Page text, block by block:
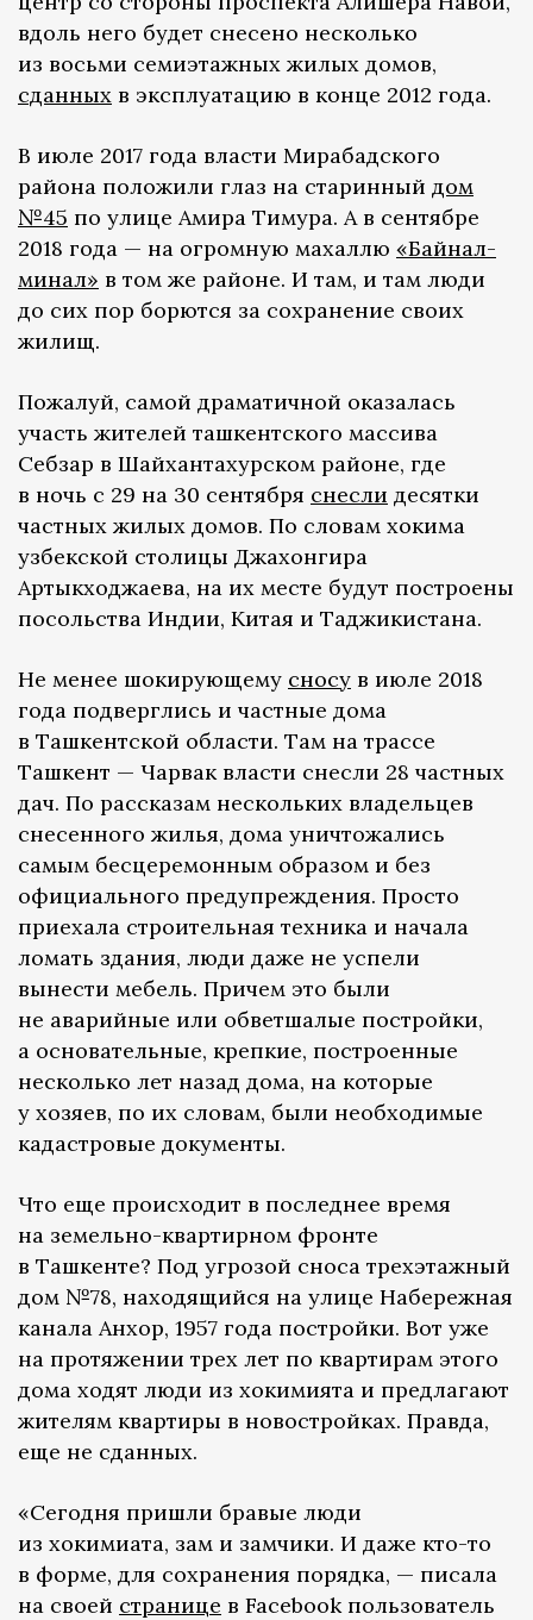
вдоль него будет снесено несколько
из восьми семиэтажных жилых домов,
сданных в эксплуатацию в конце 2012 года.
В июле 2017 года власти Мирабадского
района положили глаз на старинный дом
№45 по улице Амира Тимура. А в сентябре
2018 года — на огромную махаллю «Байнал-
минал» в том же районе. И там, и там люди
до сих пор борются за сохранение своих
жилищ.
Пожалуй, самой драматичной оказалась
участь жителей ташкентского массива
Себзар в Шайхантахурском районе, где
в ночь с 29 на 30 сентября снесли десятки
частных жилых домов. По словам хокима
узбекской столицы Джахонгира
Артыкходжаева, на их месте будут построены
посольства Индии, Китая и Таджикистана.
Не менее шокирующему сносу в июле 2018
года подверглись и частные дома
в Ташкентской области. Там на трассе
Ташкент — Чарвак власти снесли 28 частных
дач. По рассказам нескольких владельцев
снесенного жилья, дома уничтожались
самым бесцеремонным образом и без
официального предупреждения. Просто
приехала строительная техника и начала
ломать здания, люди даже не успели
вынести мебель. Причем это были
не аварийные или обветшалые постройки,
а основательные, крепкие, построенные
несколько лет назад дома, на которые
у хозяев, по их словам, были необходимые
кадастровые документы.
Что еще происходит в последнее время
на земельно-квартирном фронте
в Ташкенте? Под угрозой сноса трехэтажный
дом №78, находящийся на улице Набережная
канала Анхор, 1957 года постройки. Вот уже
на протяжении трех лет по квартирам этого
дома ходят люди из хокимията и предлагают
жителям квартиры в новостройках. Правда,
еще не сданных.
«Сегодня пришли бравые люди
из хокимиата, зам и замчики. И даже кто-то
в форме, для сохранения порядка, — писала
на своей странице в Facebook пользователь